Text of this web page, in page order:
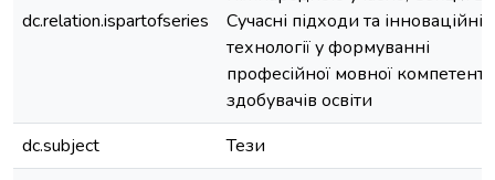
dc.relation.ispartofseries
Сучасні підходи та інноваційні
технології у формуванні
професійної мовної
здобувачів освіти
dc.subject
Тези